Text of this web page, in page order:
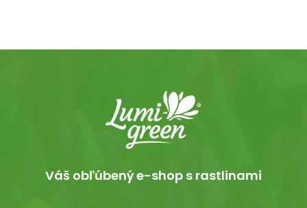
Váš obľúbený e-shop s rastlinami